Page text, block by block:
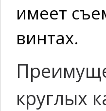
имеет
винтах.
круглых